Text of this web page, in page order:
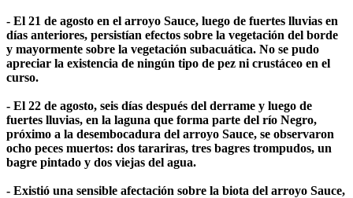
- El 21 de agosto en el arroyo Sauce, luego de fuertes lluvias en
días anteriores, persistían efectos sobre la vegetación del borde
y mayormente sobre la vegetación subacuática. No se pudo
apreciar la existencia de ningún tipo de pez ni crustáceo en el
curso.
- El 22 de agosto, seis días después del derrame y luego de
fuertes lluvias, en la laguna que forma parte del río Negro,
próximo a la desembocadura del arroyo Sauce, se observaron
ocho peces muertos: dos tarariras, tres bagres trompudos, un
bagre pintado y dos viejas del agua.
- Existió una sensible afectación sobre la biota del arroyo Sauce,